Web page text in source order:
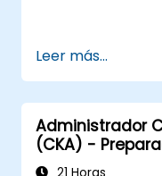
Leer más...
Administrador
(CKA) -
21 Horas